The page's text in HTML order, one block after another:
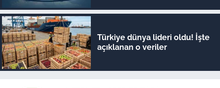
Türkiye dünya lideri oldu! İşte
açıklanan o veriler